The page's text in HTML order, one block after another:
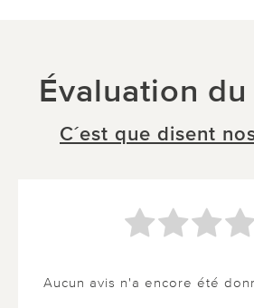
Évaluation
C´est que disent
Aucun avis n'a encore été